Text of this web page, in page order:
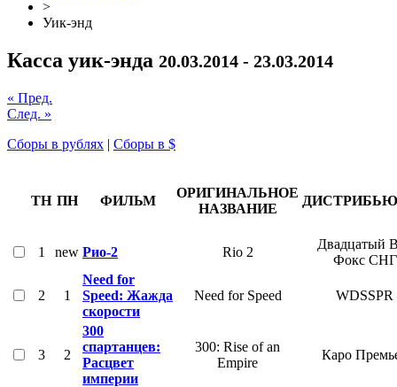
>
Уик-энд
Касса уик-энда 20.03.2014 - 23.03.2014
« Пред.
След. »
Сборы в рублях | Сборы в $
ТН ПН ФИЛЬМ
ОРИГИНАЛЬНОЕ
НАЗВАНИЕ
1 new Рио-2 Rio 2
Двадцатый
Фокс СНГ
2 1
Need for
Speed: Жажда
скорости
Need for Speed WDSSPR
3 2
300
спартанцев:
Расцвет
империи
300: Rise of an
Empire
Каро